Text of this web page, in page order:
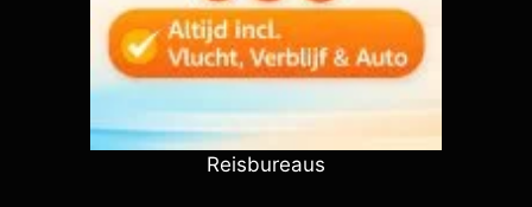
Reisbureaus